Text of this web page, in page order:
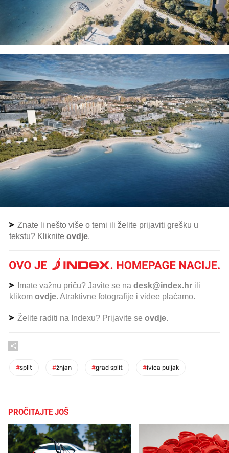
Znate li nešto više o temi ili želite prijaviti grešku u
tekstu? Kliknite ovdje.
Imate važnu priču? Javite se na desk@index.hr ili
klikom ovdje. Atraktivne fotografije i videe plaćamo.
Želite raditi na Indexu? Prijavite se ovdje.
#split #žnjan #grad split #ivica puljak
PROČITAJTE JOŠ